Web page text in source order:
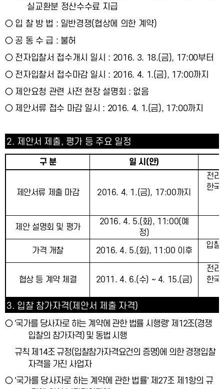
실교환분 정산수수료 지급
○ 입 찰 방 법 : 일반경쟁(협상에 의한 계약)
○ 공 동 수 급 : 불허
○ 전자입찰서 접수개시 일시 : 2016. 3. 18.(금), 17:00부터
○ 전자입찰서 접수마감 일시 : 2016. 4. 1.(금), 17:00까지
○ 제안요청 관련 사전 현장 설명회 : 없음
○ 제안서류 접수 마감 일시 : 2016. 4. 1.(금), 17:00까지
2. 제안서 제출, 평가 등 주요 일정
구 분 일 시 (안)
제안서류 제출 마감 2016. 4. 1.(금), 17:00까지
전라
한국
제안 설명회 및 평가
2016. 4. 5.(화), 11:00(예
정)
가격 개찰
2016. 4. 5.(화), 11:00 이후
입찰
협상 등 계약 체결 2011. 4. 6.(수) ~ 4. 15.(금)
전라
한국
3. 입찰 참가자격(제안서 제출 자격)
○ '국가를 당사자로 하는 계약에 관한 법률 시행령' 제 12조(경쟁
입찰의 참가자격) 및 동법 시행
규칙 제 14조 규정(입찰참가자격요건의 증명)에 의한 경쟁입찰
자격을 가진 사업자
○ '국가를 당사자로 하는 계약에 관한 법률' 제 27조 제 1 항의 규